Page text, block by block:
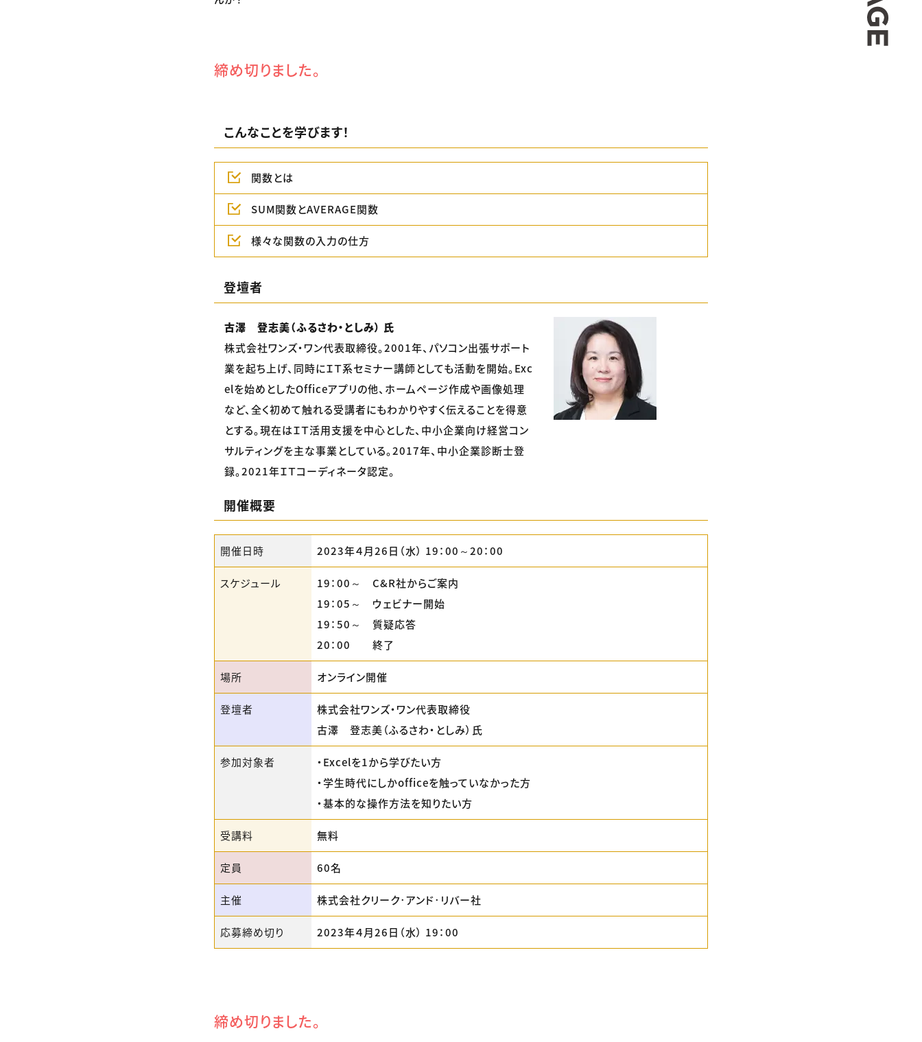
締め切りました。
こんなことを学びます！
関数とは
SUM関数とAVERAGE関数
様々な関数の入力の仕方
登壇者
古澤 登志美（ふるさわ・としみ） 氏
株式会社ワンズ・ワン代表取締役。2001年、パソコン出張サポート
業を起ち上げ、同時にＩＴ系セミナー講師としても活動を開始。Exc
elを始めとしたOfficeアプリの他、ホームページ作成や画像処理
など、全く初めて触れる受講者にもわかりやすく伝えることを得意
とする。現在はＩＴ活用支援を中心とした、中小企業向け経営コン
サルティングを主な事業としている。2017年、中小企業診断士登
録。2021年ＩＴコーディネータ認定。
開催概要
開催日時 2023年４月26日（水） 19：00～20：00
スケジュール
19：00～ C&R社からご案内
19：05～ ウェビナー開始
19：50～ 質疑応答
20：00 終了
場所 オンライン開催
登壇者
株式会社ワンズ・ワン代表取締役
古澤 登志美（ふるさわ・としみ）氏
参加対象者
・Excelを1から学びたい方
・学生時代にしかofficeを触っていなかった方
・基本的な操作方法を知りたい方
受講料 無料
定員 60名
主催 株式会社クリーク･アンド･リバー社
応募締め切り 2023年４月26日（水） 19：00
締め切りました。